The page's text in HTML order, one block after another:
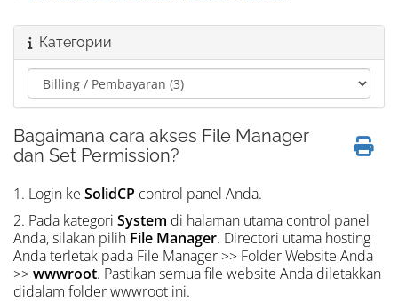
Категории
Bagaimana cara akses File Manager
dan Set Permission?
1. Login ke SolidCP control panel Anda.
2. Pada kategori System di halaman utama control panel
Anda, silakan pilih File Manager. Directori utama hosting
Anda terletak pada File Manager >> Folder Website Anda
>>wwwroot. Pastikan semua file website Anda diletakkan
didalam folder wwwroot ini.